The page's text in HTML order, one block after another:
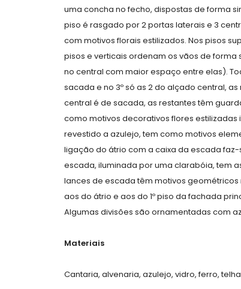
uma concha no fecho, dispostas de forma
piso é rasgado por 2 portas laterais e 3
com motivos florais estilizados. Nos pisos
pisos e verticais ordenam os vãos de
no central com maior espaço entre elas).
sacada e no 3º só as 2 do alçado central,
central é de sacada, as restantes têm
como motivos decorativos flores estilizadas
revestido a azulejo, tem como motivos
ligação do átrio com a caixa da escada
escada, iluminada por uma clarabóia, tem
lances de escada têm motivos
aos do átrio e aos do 1º piso da fachada
Algumas divisões são ornamentadas com
Materiais
Cantaria, alvenaria, azulejo, vidro, ferro,